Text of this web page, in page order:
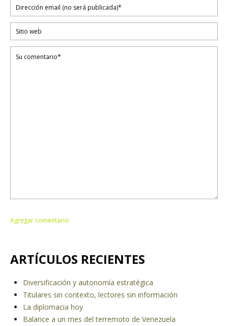
ARTÍCULOS RECIENTES
Diversificación y autonomía estratégica
Titulares sin contexto, lectores sin información
La diplomacia hoy
Balance a un mes del terremoto de Venezuela